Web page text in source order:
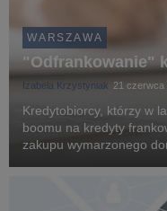
WARSZAWA
"Odfrankowanie"
Izabela Krzystyniak 21 czerwca
Kredytobiorcy, którzy w
boomu na kredyty
zakupu wymarzonego
pozytywnymi wyrokami